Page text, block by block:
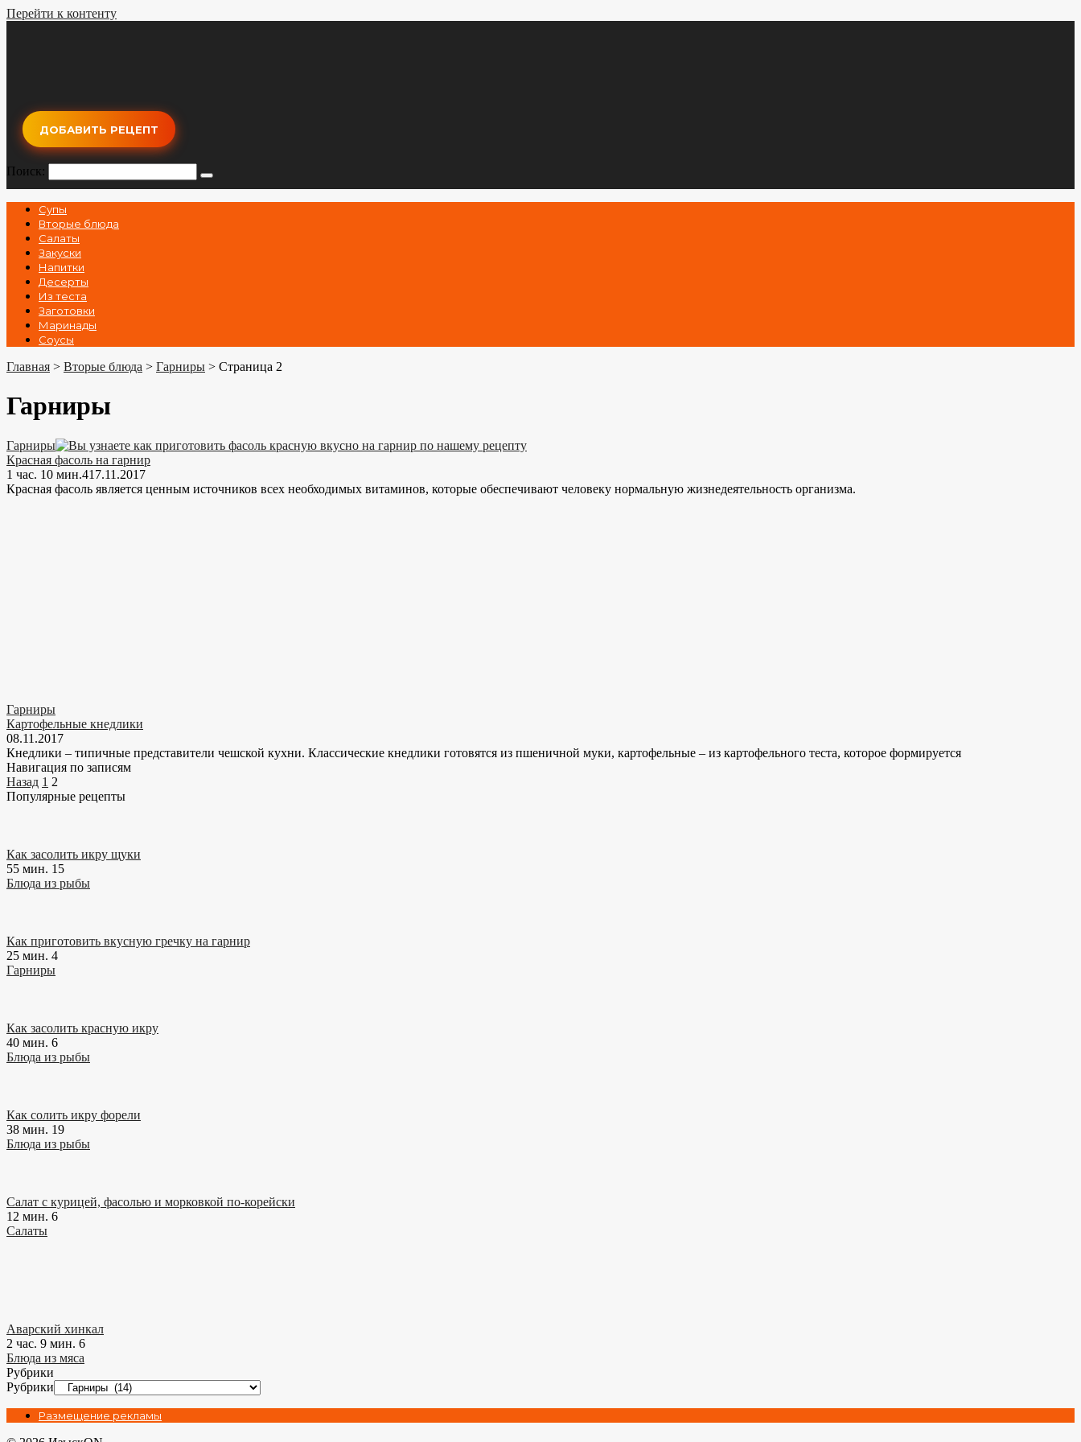
Перейти к контенту
ДОБАВИТЬ РЕЦЕПТ
Поиск:
Супы
Вторые блюда
Салаты
Закуски
Напитки
Десерты
Из теста
Заготовки
Маринады
Соусы
Главная > Вторые блюда > Гарниры > Страница 2
Гарниры
Гарниры
Красная фасоль на гарнир
1 час. 10 мин.417.11.2017
Красная фасоль является ценным источников всех необходимых витаминов, которые обеспечивают человеку нормальную жизнедеятельность организма.
Гарниры
Картофельные кнедлики
08.11.2017
Кнедлики – типичные представители чешской кухни. Классические кнедлики готовятся из пшеничной муки, картофельные – из картофельного теста, которое формируется
Навигация по записям
Назад 1 2
Популярные рецепты
Как засолить икру щуки
55 мин. 15
Блюда из рыбы
Как приготовить вкусную гречку на гарнир
25 мин. 4
Гарниры
Как засолить красную икру
40 мин. 6
Блюда из рыбы
Как солить икру форели
38 мин. 19
Блюда из рыбы
Салат с курицей, фасолью и морковкой по-корейски
12 мин. 6
Салаты
Аварский хинкал
2 час. 9 мин. 6
Блюда из мяса
Рубрики
Рубрики
Размещение рекламы